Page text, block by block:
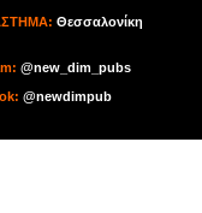
Θεσσαλονίκη
@new_dim_pubs
: @newdimpub